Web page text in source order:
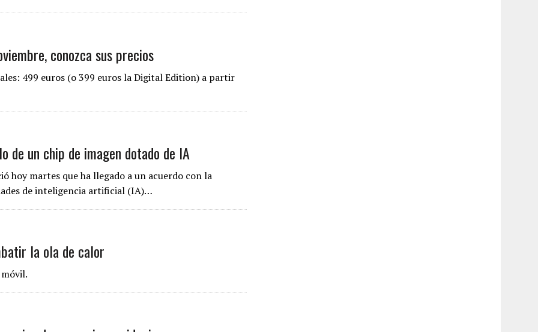
conozca sus precios
499 euros (o 399 euros la Digital Edition) a partir
de un chip de imagen dotado de IA
hoy martes que ha llegado a un acuerdo con la
de inteligencia artificial (IA)…
la ola de calor